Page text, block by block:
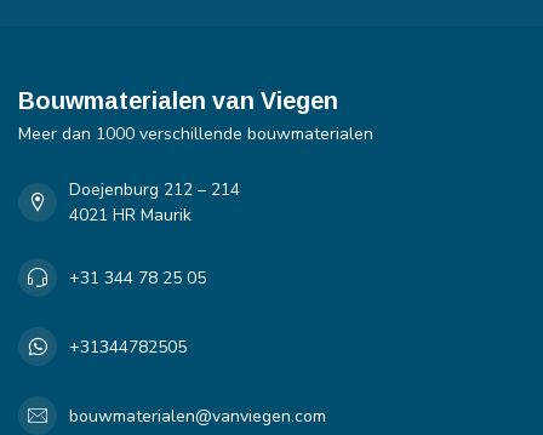
Bouwmaterialen van Viegen
Meer dan 1000 verschillende bouwmaterialen
Doejenburg 212 – 214
4021 HR Maurik
+31 344 78 25 05
+31344782505
bouwmaterialen@vanviegen.com